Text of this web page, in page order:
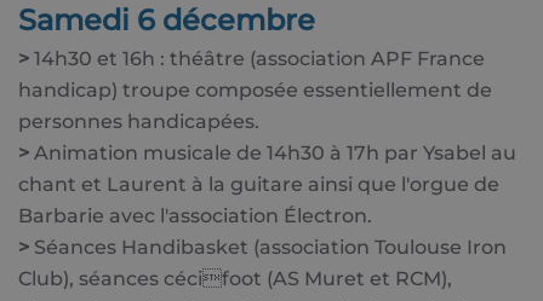
Samedi 6 décembre
> 14h30 et 16h : théâtre (association APF France
handicap) troupe composée essentiellement de
personnes handicapées.
> Animation musicale de 14h30 à 17h par Ysabel au
chant et Laurent à la guitare ainsi que l'orgue de
Barbarie avec l'association Électron.
> Séances Handibasket (association Toulouse Iron
Club), séances cécifoot (AS Muret et RCM),